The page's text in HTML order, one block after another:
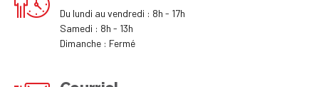
Du lundi au vendredi : 8h - 17h
Samedi : 8h - 13h
Dimanche : Fermé